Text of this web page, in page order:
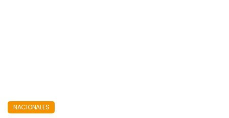
NACIONALES